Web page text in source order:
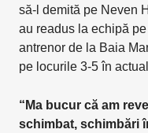
să-l demită pe Neven
au readus la echipă
antrenor de la Baia
pe locurile 3-5 în
“Ma bucur că am
schimbat, schimbări